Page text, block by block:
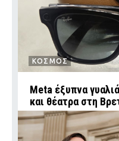
ΚΟΣΜΟΣ
Meta έξυπνα
και θέατρα στη